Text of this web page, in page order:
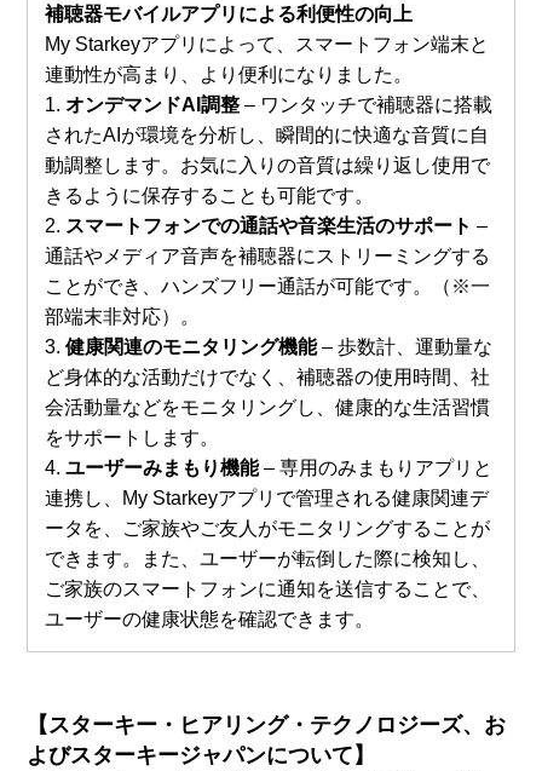
補聴器モバイルアプリによる利便性の向上
My Starkeyアプリによって、スマートフォン端末と
連動性が高まり、より便利になりました。
1. オンデマンドAI調整 – ワンタッチで補聴器に搭載
されたAIが環境を分析し、瞬間的に快適な音質に自
動調整します。お気に入りの音質は繰り返し使用で
きるように保存することも可能です。
2. スマートフォンでの通話や音楽生活のサポート –
通話やメディア音声を補聴器にストリーミングする
ことができ、ハンズフリー通話が可能です。（※一
部端末非対応）。
3. 健康関連のモニタリング機能– 歩数計、運動量な
ど身体的な活動だけでなく、補聴器の使用時間、社
会活動量などをモニタリングし、健康的な生活習慣
をサポートします。
4. ユーザーみまもり機能– 専用のみまもりアプリと
連携し、My Starkeyアプリで管理される健康関連デ
ータを、ご家族やご友人がモニタリングすることが
できます。また、ユーザーが転倒した際に検知し、
ご家族のスマートフォンに通知を送信することで、
ユーザーの健康状態を確認できます。
【スターキー・ヒアリング・テクノロジーズ、お
よびスターキージャパンについて 】